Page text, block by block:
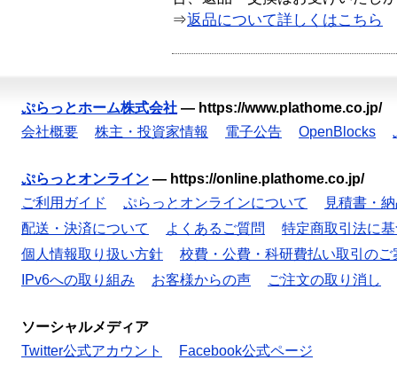
⇒返品について詳しくはこちら
ぷらっとホーム株式会社 — https://www.plathome.co.jp/
会社概要
株主・投資家情報 電子公告 OpenBlocks
ぷらっとオンライン — https://online.plathome.co.jp/
ご利用ガイド
ぷらっとオンラインについて
見積書・
配送・決済について
よくあるご質問
特定商取引法に
個人情報取り扱い方針
校費・公費・科研費払い取引のご
IPv6への取り組み
お客様からの声 ご注文の取り消し
ソーシャルメディア
Twitter公式アカウント
Facebook公式ページ